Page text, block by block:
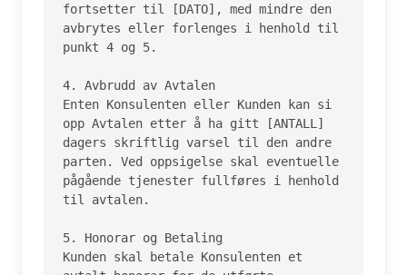
fortsetter til [DATO], med mindre den
avbrytes eller forlenges i henhold til
punkt 4 og 5.
4. Avbrudd av Avtalen
Enten Konsulenten eller Kunden kan si
opp Avtalen etter å ha gitt [ANTALL]
dagers skriftlig varsel til den andre
parten. Ved oppsigelse skal eventuelle
pågående tjenester fullføres i henhold
til avtalen.
5. Honorar og Betaling
Kunden skal betale Konsulenten et